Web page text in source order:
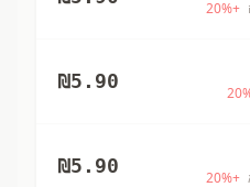
+
20%
20
₪5.90
+
20%
₪5.90